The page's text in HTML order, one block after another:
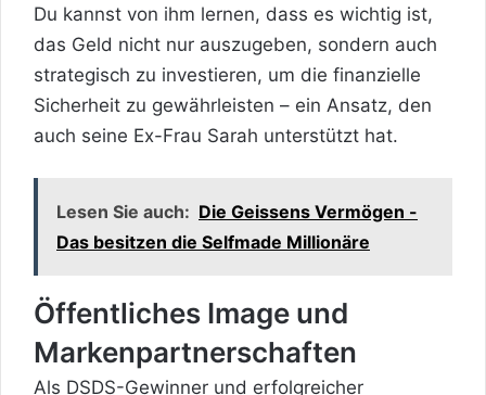
Du kannst von ihm lernen, dass es wichtig ist,
das Geld nicht nur auszugeben, sondern auch
strategisch zu investieren, um die finanzielle
Sicherheit zu gewährleisten – ein Ansatz, den
auch seine Ex-Frau Sarah unterstützt hat.
Lesen Sie auch: Die Geissens Vermögen -
Das besitzen die Selfmade Millionäre
Öffentliches Image und
Markenpartnerschaften
Als DSDS-Gewinner und erfolgreicher